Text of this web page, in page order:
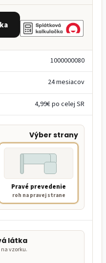
1000000080
24 mesiacov
4,99€ po celej SR
Výber strany
Pravé prevedenie
roh na pravej strane
látka
vzorku.